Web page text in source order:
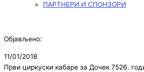
ПАРТНЕРИ И СПОНЗОРИ
Објављено:
11/01/2018
Први циркуски кабаре за Дочек 7526.